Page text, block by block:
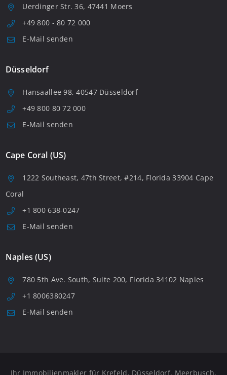
Uerdinger Str. 36, 47441 Moers
+49 800 - 80 72 000
E-Mail senden
Düsseldorf
Hansaallee 98, 40547 Düsseldorf
+49 800 80 72 000
E-Mail senden
Cape Coral (US)
1222 Southeast, 47th Street, #214, Florida 33904 Cape
Coral
+1 800 638-0247
E-Mail senden
Naples (US)
780 5th Ave. South, Suite 200, Florida 34102 Naples
+1 8006380247
E-Mail senden
Ihr Immobilienmakler für Krefeld, Düsseldorf, Meerbusch,